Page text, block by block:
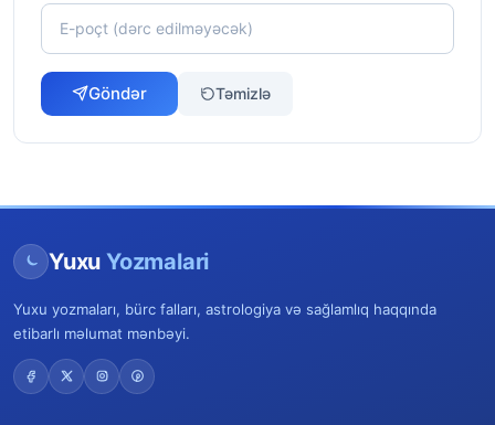
Göndər Təmizlə
Yuxu Yozmalari
Yuxu yozmaları, bürc falları, astrologiya və sağlamlıq haqqında
etibarlı məlumat mənbəyi.